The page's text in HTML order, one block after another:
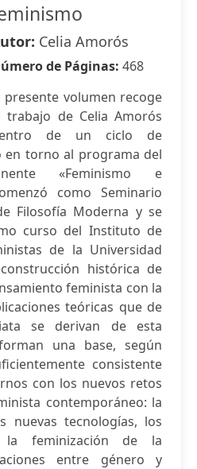
Celia Amorós
de Páginas: 468
presente volumen recoge
trabajo de Celia Amorós
de un ciclo de
en torno al programa del
«Feminismo e
como Seminario
Filosofía Moderna y se
curso del Instituto de
de la Universidad
histórica de
feminista con la
teóricas que de
se derivan de esta
una base, según
consistente
con los nuevos retos
contemporáneo: la
nuevas tecnologías, los
la feminización de la
entre género y